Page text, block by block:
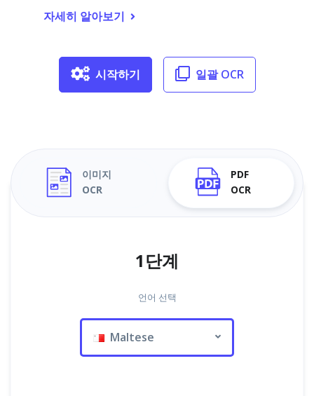
자세히 알아보기
시작하기 일괄 OCR
이미지
OCR
PDF
OCR
1단계
언어 선택
Maltese